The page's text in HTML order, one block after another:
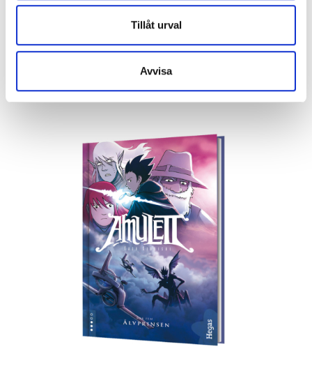
Tillåt urval
Avvisa
Amulett 1 - Stenväktaren
Kazu Kibuishi
216 kr